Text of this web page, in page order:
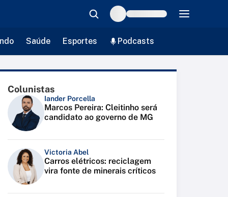
Saúde Esportes Podcasts
Colunistas
Iander Porcella
Marcos Pereira: Cleitinho será
candidato ao governo de MG
Victoria Abel
Carros elétricos: reciclagem
vira fonte de minerais críticos